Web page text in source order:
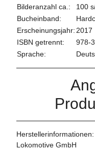
Bilderanzahl ca.:
100
Bucheinband:
Erscheinungsjahr:2017
ISBN getrennt:
978-
Sprache:
Herstellerinformationen:
Lokomotive GmbH